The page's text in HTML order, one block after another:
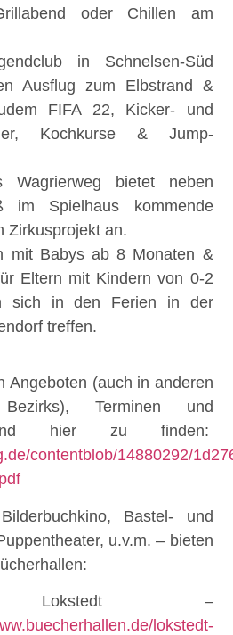
oder Chillen am
in Schnelsen-Süd
Ausflug zum Elbstrand &
FIFA 22, Kicker- und
Kochkurse & Jump-
Wagrierweg bietet neben
Spielhaus kommende
Zirkusprojekt an.
mit Babys ab 8 Monaten &
Eltern mit Kindern von 0-2
sich in den Ferien in der
treffen.
Angeboten (auch in anderen
Terminen und
sind hier zu finden:
contentblob/14880292/
Bastel- und
u.v.m. – bieten
Lokstedt –
lokstedt-